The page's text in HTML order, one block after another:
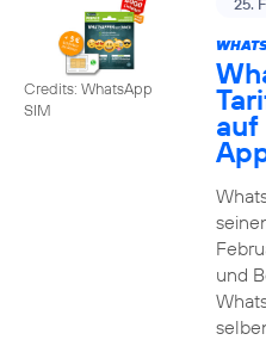
Credits: WhatsApp
SIM
und